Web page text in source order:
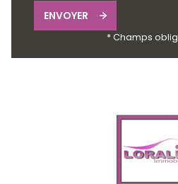
ENVOYER
* Champs